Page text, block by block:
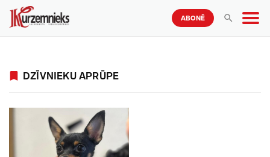
ABONĒ
DZĪVNIEKU APRŪPE